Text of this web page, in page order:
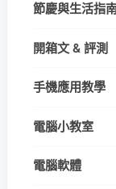
節慶與生活指
開箱文 & 評測
手機應用教學
電腦小教室
電腦軟體